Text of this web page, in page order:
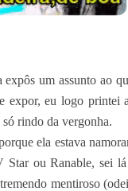
um assunto ao
expor, eu logo printei
rindo da vergonha.
ela estava
ou Ranable, sei
mentiroso